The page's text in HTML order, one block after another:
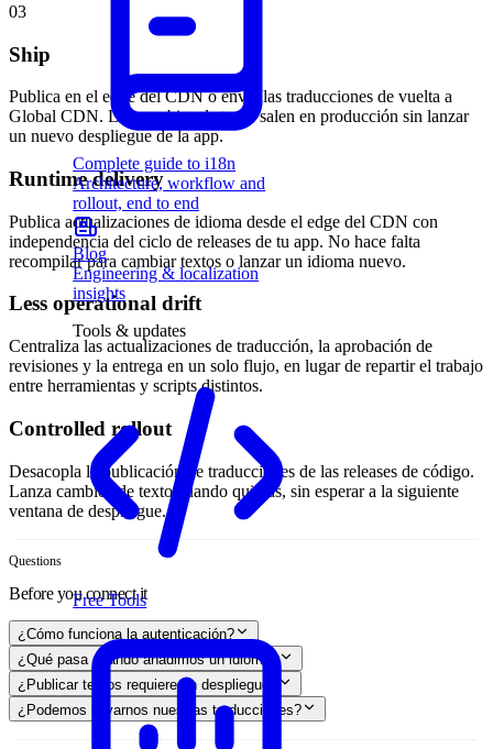
Complete guide to i18n
Architecture, workflow and
rollout, end to end
Blog
Engineering & localization
insights
Tools & updates
Free Tools
03
Ship
Publica en el edge del CDN o envía las traducciones de vuelta a
Global CDN. Los cambios de texto salen en producción sin lanzar
un nuevo despliegue de la app.
Runtime delivery
Publica actualizaciones de idioma desde el edge del CDN con
independencia del ciclo de releases de tu app. No hace falta
recompilar para cambiar textos o lanzar un idioma nuevo.
Less operational drift
Centraliza las actualizaciones de traducción, la aprobación de
revisiones y la entrega en un solo flujo, en lugar de repartir el trabajo
entre herramientas y scripts distintos.
Controlled rollout
Desacopla la publicación de traducciones de las releases de código.
Lanza cambios de texto cuando quieras, sin esperar a la siguiente
ventana de despliegue.
Questions
Before you connect it
¿Cómo funciona la autenticación?
¿Qué pasa cuando añadimos un idioma?
¿Publicar textos requiere un despliegue?
¿Podemos llevarnos nuestras traducciones?